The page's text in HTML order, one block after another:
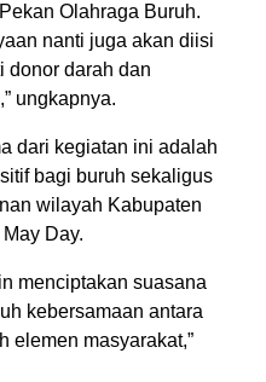
Olahraga Buruh.
nanti juga akan diisi
donor darah dan
ungkapnya.
dari kegiatan ini adalah
bagi buruh sekaligus
wilayah Kabupaten
Day.
menciptakan suasana
kebersamaan antara
elemen masyarakat,”